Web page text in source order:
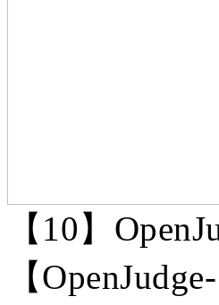
【 10】
【